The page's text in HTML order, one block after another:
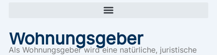
Wohnungsgeber
Als Wohnungsgeber wird eine natürliche, juristische